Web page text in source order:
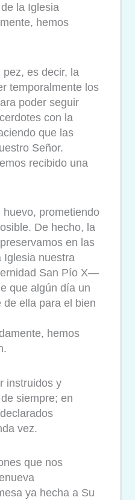
la Iglesia
hemos
es decir, la
temporalmente los
poder seguir
con la
que las
Señor.
recibido una
prometiendo
De hecho, la
en las
Iglesia nuestra
San Pío X—
que algún día un
de ella para el bien
hemos
instruidos y
siempre; en
vez.
que nos
ya hecha a Su